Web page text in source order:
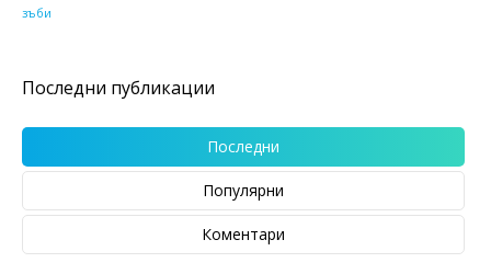
зъби
Последни публикации
Последни
Популярни
Коментари